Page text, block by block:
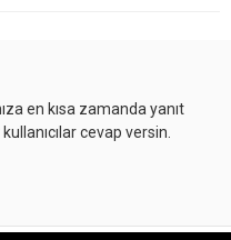
en kısa zamanda yanıt
cevap versin.